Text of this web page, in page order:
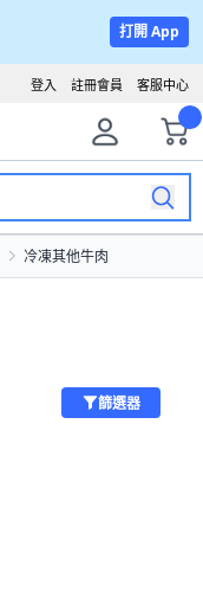
打開 App
客服中心
註冊會員
登入
冷凍其他牛肉
篩選器